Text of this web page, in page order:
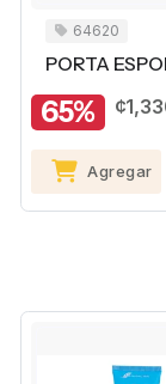
64620
PORTA
65%
Agregar